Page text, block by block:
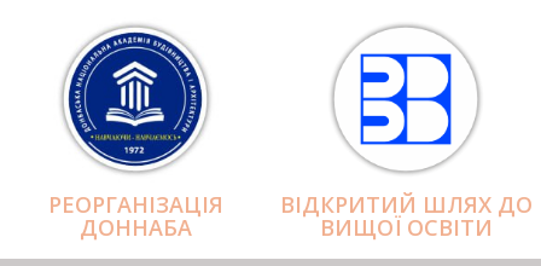
РЕОРГАНІЗАЦІЯ
ДОННАБА
ВІДКРИТИЙ ШЛЯХ ДО
ВИЩОЇ ОСВІТИ